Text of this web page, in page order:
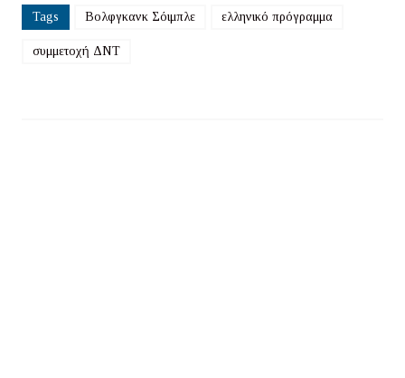
Tags Βολφγκανκ Σόιμπλε ελληνικό πρόγραμμα
συμμετοχή ΔΝΤ